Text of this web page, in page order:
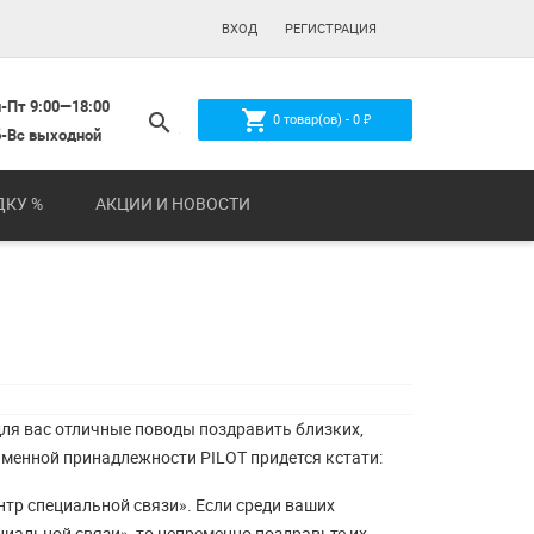
ВХОД РЕГИСТРАЦИЯ
Пт 9:00—18:00
Вс выходной
search shopping_cart 0товар(ов) - 0 ₽
% АКЦИИ И НОВОСТИ
вас отличные поводы поздравить близких,
принадлежности PILOT придется кстати:
специальной связи». Если среди ваших